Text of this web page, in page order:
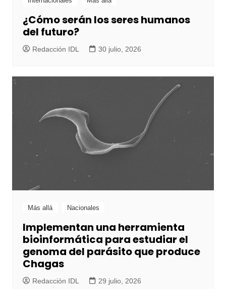
¿Cómo serán los seres humanos
del futuro?
Redacción IDL 30 julio, 2026
Más allá Nacionales
Implementan una herramienta
bioinformática para estudiar el
genoma del parásito que produce
Chagas
Redacción IDL 29 julio, 2026